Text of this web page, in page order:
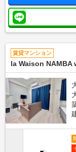
賃貸マンション
la Waison NAMBA